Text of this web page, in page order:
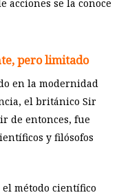
acciones se la conoce
pero limitado
en la modernidad
el británico Sir
de entonces, fue
y filósofos
método científico